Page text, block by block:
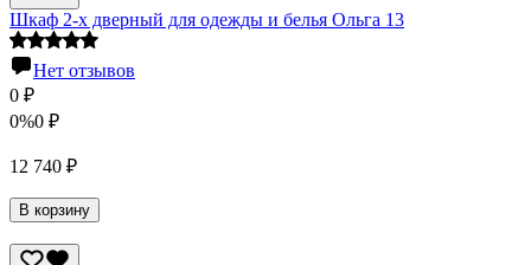
Шкаф 2-х дверный для одежды и белья Ольга 13
Нет отзывов
0 ₽
0%0 ₽
12 740 ₽
В корзину